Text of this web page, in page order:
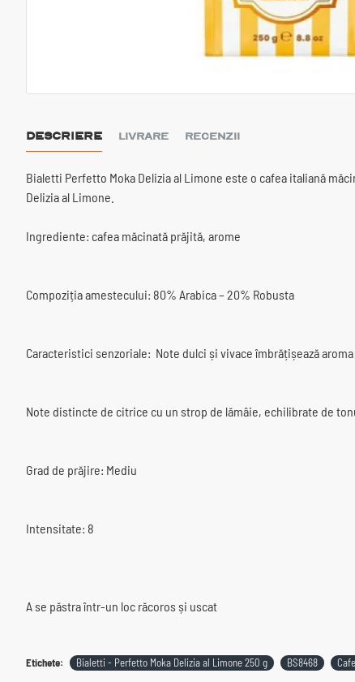
DESCRIERE LIVRARE RECENZII
Bialetti Perfetto Moka Delizia al Limone este o cafea italiană
Delizia al Limone.
Ingrediente: cafea măcinată prăjită, arome
Compoziția amestecului: 80% Arabica – 20% Robusta
Caracteristici senzoriale: Note dulci și vivace îmbrățișează
Note distincte de citrice cu un strop de lămâie, echilibrate de
Grad de prăjire: Mediu
Intensitate: 8
A se păstra într-un loc răcoros și uscat
Etichete: Bialetti - Perfetto Moka Delizia al Limone 250 g BS8468